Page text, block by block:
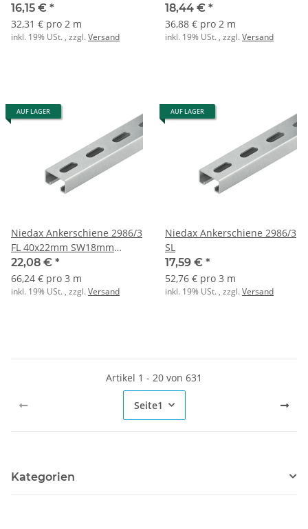
16,15 € *
32,31 € pro 2 m
inkl. 19% USt. , zzgl.Versand
18,44 € *
36,88 € pro 2 m
inkl. 19% USt. , zzgl.Versand
AUF LAGER
Niedax Ankerschiene 2986/3
FL 40x22mm SW18mm
40x22x3000mm
22,08 € *
66,24 € pro 3 m
inkl. 19% USt. , zzgl.Versand
AUF LAGER
Niedax Ankerschiene 2986/3
SL
17,59 € *
52,76 € pro 3 m
inkl. 19% USt. , zzgl.Versand
Artikel 1 - 20 von 631
Seite1
Kategorien